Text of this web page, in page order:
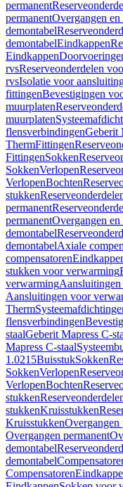
permanent
permanentOvergangen
demontabel
demontabelEindkappen
Eindkappen
rvsReserveonderdelen
rvsIsolatie voor
fittingenBevestigingen
muurplaten
muurplaten
flensverbindingenGeberit
ThermFittingen
FittingenSokken
SokkenVerlopen
VerlopenBochten
stukken
permanent
permanentOvergangen
demontabel
demontabelAxiale
compensatoren
stukken voor verwarming
verwarming
Aansluitingen voor
Therm
flensverbindingen
staalGeberit Mapress C-
Mapress C-staal
1.0215BuisstukSokken
SokkenVerlopen
VerlopenBochten
stukken
stukkenKruisstukken
KruisstukkenOvergangen
Overgangen permanent
demontabel
demontabel
Compensatoren